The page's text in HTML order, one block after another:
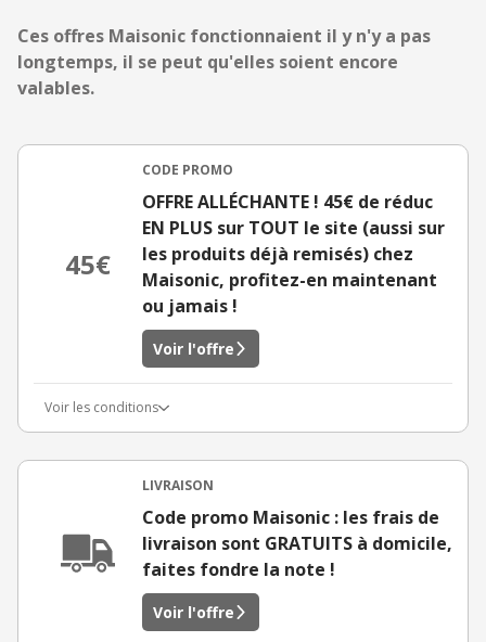
Ces offres Maisonic fonctionnaient il y n'y a pas
longtemps, il se peut qu'elles soient encore
valables.
45€
CODE PROMO
OFFRE ALLÉCHANTE ! 45€ de réduc
EN PLUS sur TOUT le site (aussi sur
les produits déjà remisés) chez
Maisonic, profitez-en maintenant
ou jamais !
Voir l'offre
Voir les conditions
LIVRAISON
Code promo Maisonic : les frais de
livraison sont GRATUITS à domicile,
faites fondre la note !
Voir l'offre